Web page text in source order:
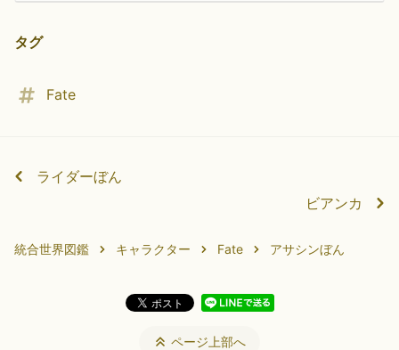
タグ
Fate
ライダーぼん
ビアンカ
統合世界図鑑 キャラクター Fate アサシンぼん
ページ上部へ